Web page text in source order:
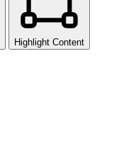
Highlight Content